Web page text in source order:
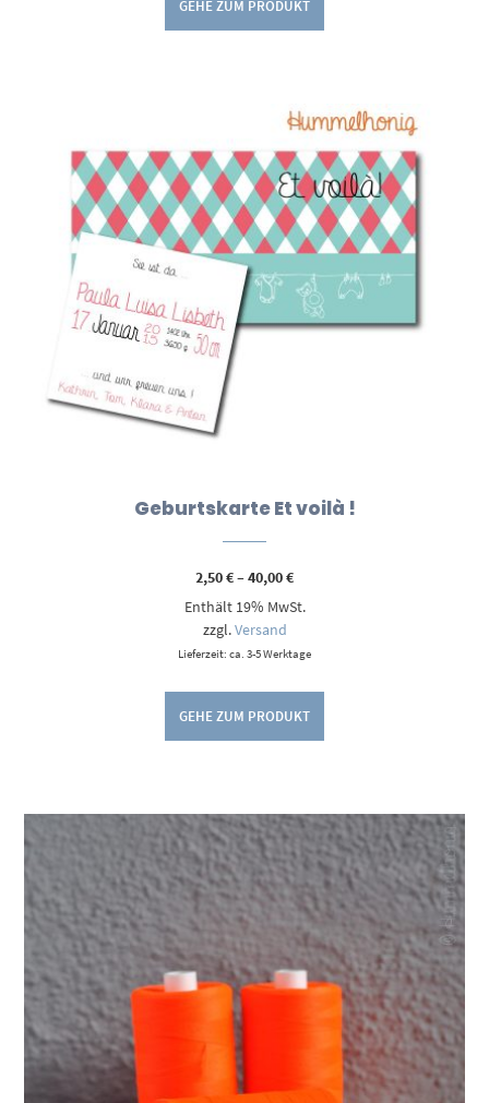
GEHE ZUM PRODUKT
Geburtskarte Et voilà !
2,50€–40,00€Preisspanne:
bis
Enthält 19% MwSt.
zzgl.Versand
Lieferzeit: ca. 3-5 Werktage
GEHE ZUM PRODUKT